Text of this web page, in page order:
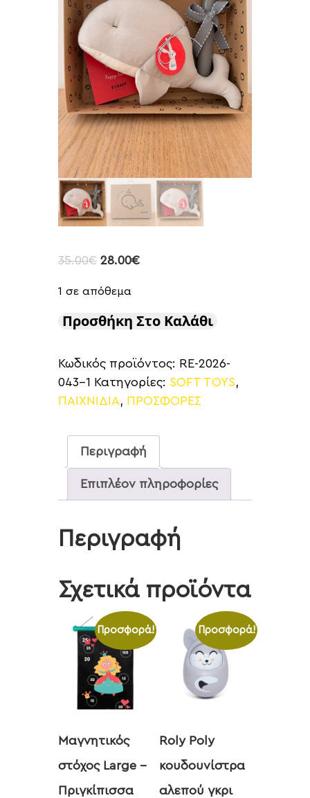
35.00€ 28.00€
1 σε απόθεμα
Προσθήκη Στο Καλάθι
Κωδικός προϊόντος: RE-2026-
043-1 Κατηγορίες: SOFT TOYS,
ΠΑΙΧΝΙΔΙΑ, ΠΡΟΣΦΟΡΕΣ
Περιγραφή
Επιπλέον πληροφορίες
Περιγραφή
Σχετικά προϊόντα
Προσφορά!
Μαγνητικός
στόχος Large –
Πριγκίπισσα
Προσφορά!
Roly Poly
κουδουνίστρα
αλεπού γκρι